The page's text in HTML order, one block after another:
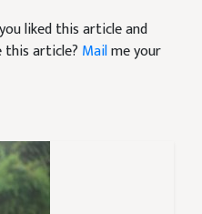
liked this article and
this article? Mailme your